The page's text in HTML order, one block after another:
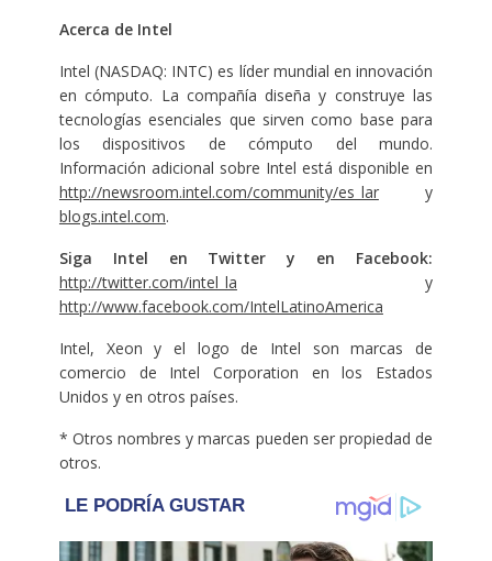
Acerca de Intel
Intel (NASDAQ: INTC) es líder mundial en innovación
en cómputo. La compañía diseña y construye las
tecnologías esenciales que sirven como base para
los dispositivos de cómputo del mundo.
Información adicional sobre Intel está disponible en
http://newsroom.intel.com/community/es_lary
blogs.intel.com.
Siga Intel en Twitter y en Facebook:
http://twitter.com/intel_la y
http://www.facebook.com/IntelLatinoAmerica
Intel, Xeon y el logo de Intel son marcas de
comercio de Intel Corporation en los Estados
Unidos y en otros países.
* Otros nombres y marcas pueden ser propiedad de
otros.